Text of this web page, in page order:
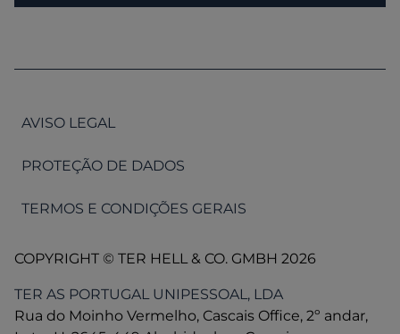
AVISO LEGAL
PROTEÇÃO DE DADOS
TERMOS E CONDIÇÕES GERAIS
COPYRIGHT © TER HELL & CO. GMBH 2026
TER AS PORTUGAL UNIPESSOAL, LDA
Rua do Moinho Vermelho, Cascais Office, 2º andar,